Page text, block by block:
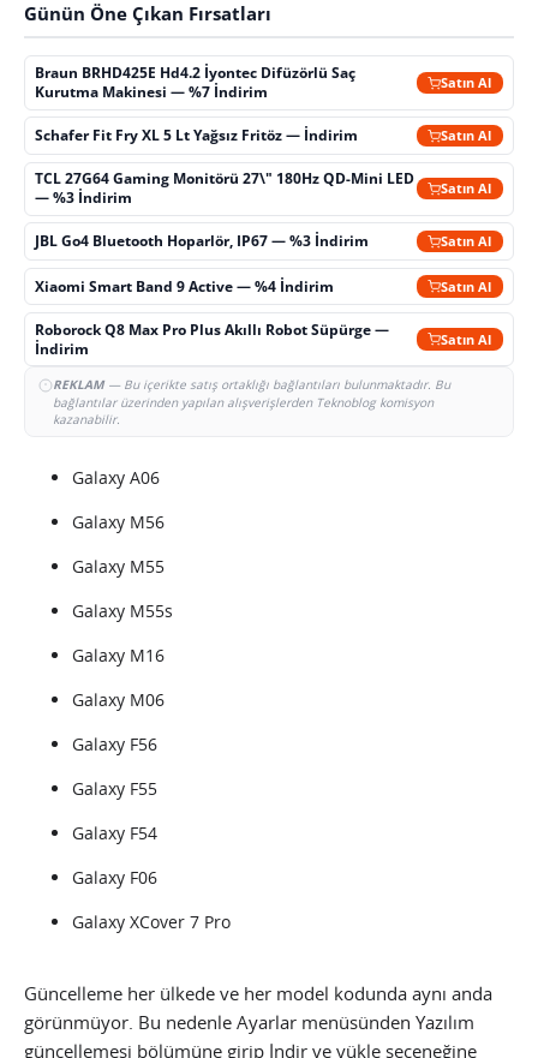
Günün Öne Çıkan Fırsatları
Braun BRHD425E Hd4.2 İyontec Difüzörlü Saç
Kurutma Makinesi — %7 İndirim
Satın Al
Schafer Fit Fry XL 5 Lt Yağsız Fritöz — İndirim Satın Al
TCL 27G64 Gaming Monitörü 27\" 180Hz QD-Mini LED
— %3 İndirim
Satın Al
JBL Go4 Bluetooth Hoparlör, IP67 — %3 İndirim Satın Al
Xiaomi Smart Band 9 Active — %4 İndirim Satın Al
Roborock Q8 Max Pro Plus Akıllı Robot Süpürge —
İndirim
Satın Al
REKLAM— Bu içerikte satış ortaklığı bağlantıları bulunmaktadır. Bu
bağlantılar üzerinden yapılan alışverişlerden Teknoblog komisyon
kazanabilir.
Galaxy A06
Galaxy M56
Galaxy M55
Galaxy M55s
Galaxy M16
Galaxy M06
Galaxy F56
Galaxy F55
Galaxy F54
Galaxy F06
Galaxy XCover 7 Pro
Güncelleme her ülkede ve her model kodunda aynı anda
görünmüyor. Bu nedenle Ayarlar menüsünden Yazılım
güncellemesi bölümüne girip İndir ve yükle seçeneğine